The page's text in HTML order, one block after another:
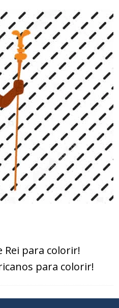
para colorir!
para colorir!